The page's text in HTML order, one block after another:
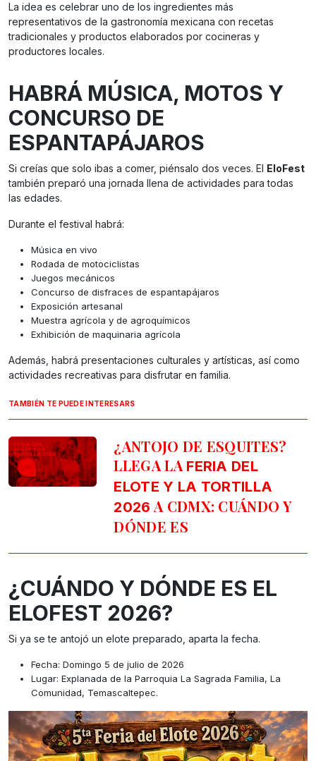
La idea es celebrar uno de los ingredientes más
representativos de la gastronomía mexicana con recetas
tradicionales y productos elaborados por cocineras y
productores locales.
HABRÁ MÚSICA, MOTOS Y
CONCURSO DE
ESPANTAPÁJAROS
Si creías que solo ibas a comer, piénsalo dos veces. El
EloFest
también preparó una jornada llena de actividades para todas
las edades.
Durante el festival habrá:
Música en vivo
Rodada de motociclistas
Juegos mecánicos
Concurso de disfraces de espantapájaros
Exposición artesanal
Muestra agrícola y de agroquímicos
Exhibición de maquinaria agrícola
Además, habrá presentaciones culturales y artísticas, así como
actividades recreativas para disfrutar en familia.
TAMBIÉN TE PUEDE INTERESARS
¿ANTOJO DE ESQUITES?
LLEGA LA FERIA DEL
ELOTE Y LA TORTILLA
2026 A CDMX: CUÁNDO Y
DÓNDE ES
¿CUÁNDO Y DÓNDE ES EL
ELOFEST 2026?
Si ya se te antojó un elote preparado, aparta la fecha.
Fecha: Domingo 5 de julio de 2026
Lugar: Explanada de la Parroquia La Sagrada Familia, La
Comunidad, Temascaltepec.